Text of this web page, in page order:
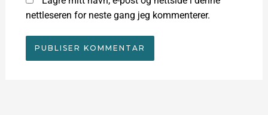
nettleseren for neste gang jeg kommenterer.